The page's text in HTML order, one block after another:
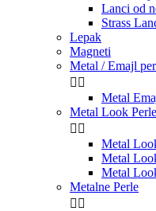
Lanci od
Strass
Lepak
Magneti
Metal / Emajl
 
Metal
Metal Look
 
Metal
Metal
Metal
Metalne Perle
 